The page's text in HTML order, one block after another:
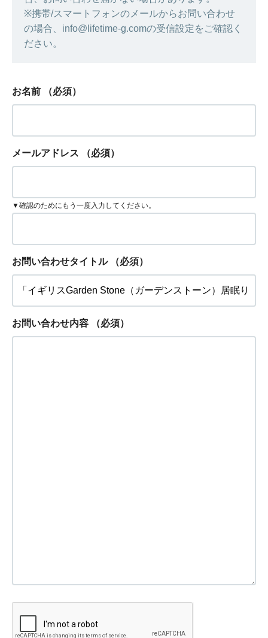
※携帯/スマートフォンのメールからお問い合わせ
の場合、info@lifetime-g.comの受信設定をご確認く
ださい。
お名前 （必須）
メールアドレス （必須）
▼確認のためにもう一度入力してください。
お問い合わせタイトル （必須）
お問い合わせ内容 （必須）